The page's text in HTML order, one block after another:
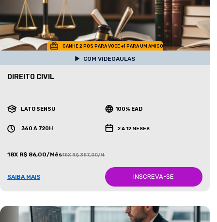
GANHE 2 POS PARA VOCE +1 PARA UM AMIGO
COM VIDEOAULAS
DIREITO CIVIL
LATO SENSU 100% EAD
360 A 720H 2 A 12 MESES
18X R$ 86,00/Mês18X R$ 387,00/Mês
SAIBA MAIS INSCREVA-SE